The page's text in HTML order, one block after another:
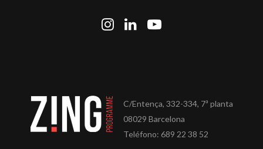
C/Entença, 332-334, 7ª planta
08029 Barcelona
Teléfono: 689 22 38 52